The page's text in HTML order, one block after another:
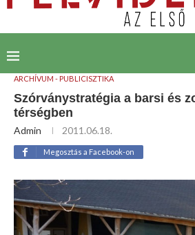
ARCHÍVUM - PUBLICISZTIKA
Szórványstratégia a barsi és
térségben
Admin 2011.06.18.
Megosztás a Facebook-on